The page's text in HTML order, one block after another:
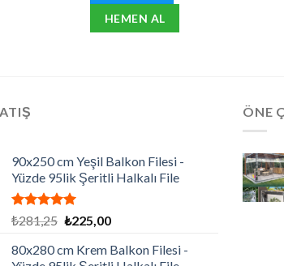
HEMEN AL
90x250 cm Yeşil Balkon Filesi -
Yüzde 95lik Şeritli Halkalı File
5 üzerinden
oy
aldı
₺281,25 Orijinal
₺281,25.
₺225,00Şu
fiyat:
80x280 cm Krem Balkon Filesi -
ÖNE